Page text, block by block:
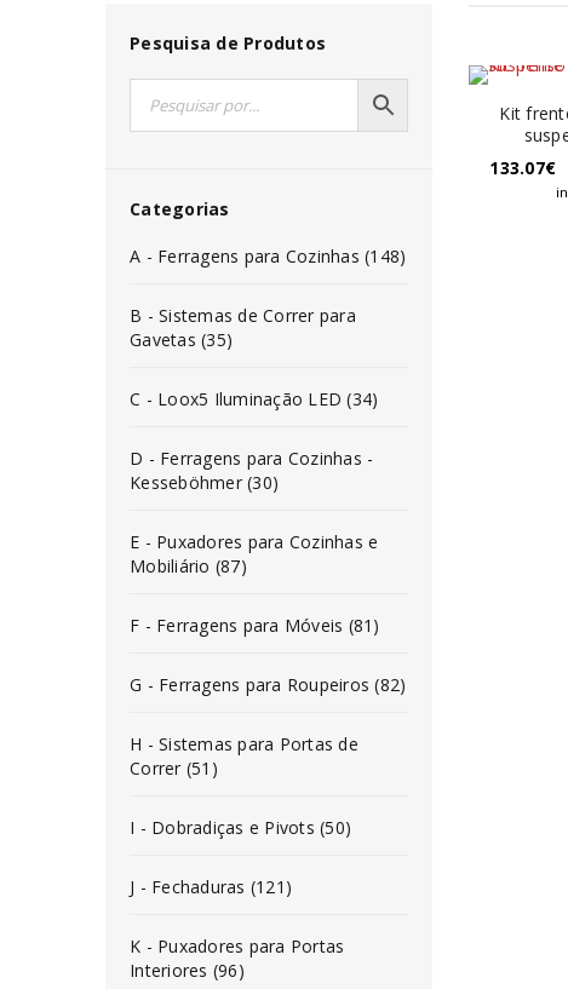
Pesquisa de Produtos
Categorias
A - Ferragens para Cozinhas (148)
B - Sistemas de Correr para
Gavetas (35)
C - Loox5 Iluminação LED (34)
D - Ferragens para Cozinhas -
Kesseböhmer (30)
E - Puxadores para Cozinhas e
Mobiliário (87)
F - Ferragens para Móveis (81)
G - Ferragens para Roupeiros (82)
H - Sistemas para Portas de
Correr (51)
I - Dobradiças e Pivots (50)
J - Fechaduras (121)
K - Puxadores para Portas
Interiores (96)
Kit
133.07€